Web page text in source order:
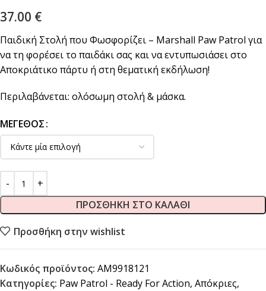
37.00 €
Παιδική Στολή που Φωσφορίζει – Marshall Paw Patrol για
να τη φορέσει το παιδάκι σας και να εντυπωσιάσει στο
Αποκριάτικο πάρτυ ή στη θεματική εκδήλωση!
Περιλαβάνεται: ολόσωμη στολή & μάσκα.
ΜΈΓΕΘΟΣ
ΠΡΟΣΘΉΚΗ ΣΤΟ ΚΑΛΆΘΙ
Προσθήκη στην wishlist
Κωδικός προϊόντος: AM9918121
Κατηγορίες: Paw Patrol - Ready For Action, Απόκριες,